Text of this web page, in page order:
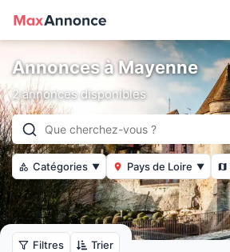
Annonces à Mayenne
2 annonces disponibles
Catégories ▼ Pays de Loire ▼
Filtres Trier